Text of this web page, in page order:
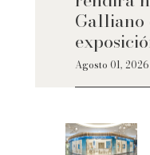
Galliano
Agosto 01, 2026